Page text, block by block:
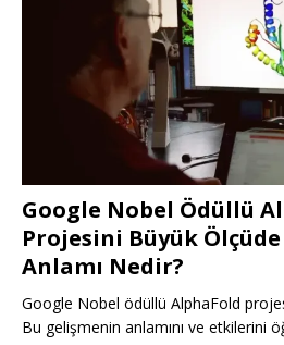
Google Nobel Ödüllü
Projesini Büyük Ölçüde
Anlamı Nedir?
Google Nobel ödüllü AlphaFold
Bu gelişmenin anlamını ve etkilerini